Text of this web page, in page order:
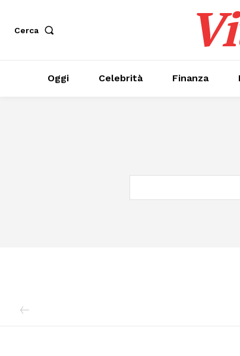
Cerca
Oggi Celebrità Finanza